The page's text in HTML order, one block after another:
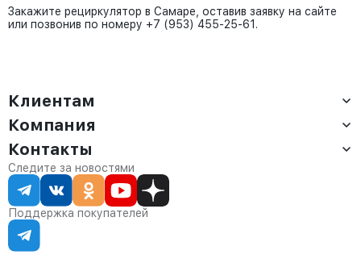
Закажите рециркулятор в Самаре, оставив заявку на сайте
или позвонив по номеру +7 (953) 455-25-61.
Клиентам
Доставка
Оплата
Сервис
Статус заказа
Статьи
Компания
О компании
Контакты
Партнёрам
Контакты
Отдел продаж:
8 (800) 234-22-62
corp@anvikor.ru
Ежедневно, с 7:00-19:00 (МСК)
Отдел рекламации:
8 (953) 455-25-61
Следите за новостями
Поддержка покупателей